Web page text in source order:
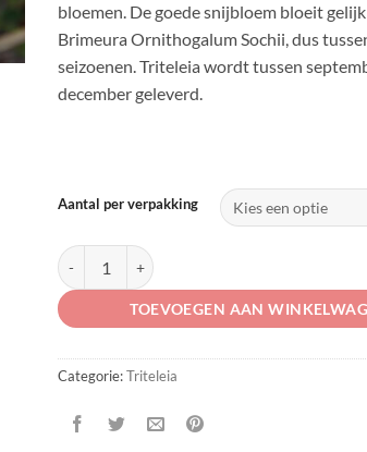
bloemen. De goede snijbloem bloeit
Brimeura Ornithogalum Sochii, dus
seizoenen. Triteleia wordt tussen
december geleverd.
Aantal per verpakking
Triteleia laxa 'Aquarius' aantal
TOEVOEGEN AAN
Categorie:Triteleia